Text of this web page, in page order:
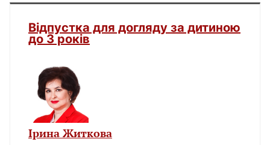
Відпустка для догляду за дитиною
до 3 років
Ірина Житкова